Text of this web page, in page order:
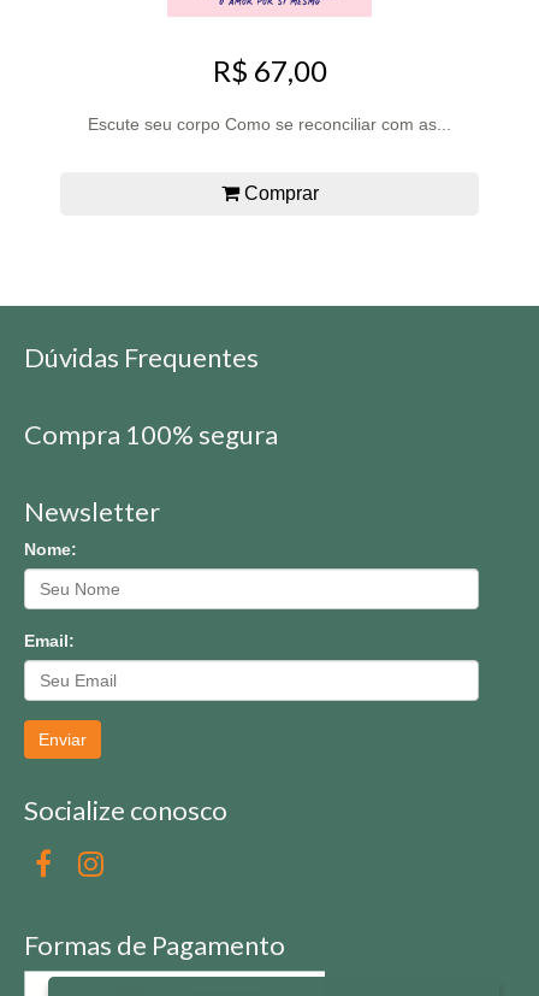
R$ 67,00
Escute seu corpo Como se reconciliar com as...
Comprar
Dúvidas Frequentes
Compra 100% segura
Newsletter
Nome:
Email:
Enviar
Socialize conosco
Formas de Pagamento